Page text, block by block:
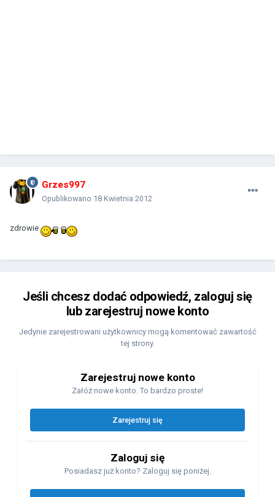
Grzes997
Opublikowano 18 Kwietnia 2012
zdrowie
Jeśli chcesz dodać odpowiedź, zaloguj się
lub zarejestruj nowe konto
Jedynie zarejestrowani użytkownicy mogą komentować zawartość
tej strony.
Zarejestruj nowe konto
Załóż nowe konto. To bardzo proste!
Zarejestruj się
Zaloguj się
Posiadasz już konto? Zaloguj się poniżej.